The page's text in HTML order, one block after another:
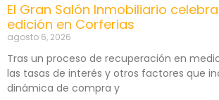
El Gran Salón Inmobiliario
edición en Corferias
agosto 6, 2026
Tras un proceso de recuperación en
las tasas de interés y otros factores que
dinámica de compra y